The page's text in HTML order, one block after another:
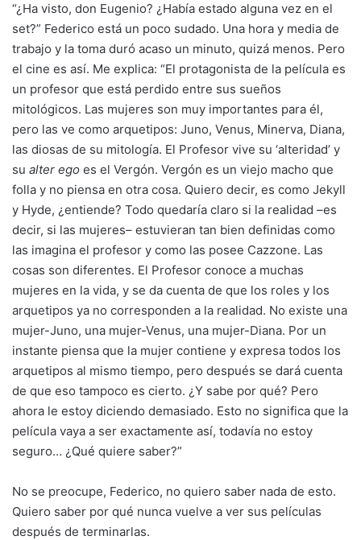
“¿Ha visto, don Eugenio? ¿Había estado alguna vez en el
set?” Federico está un poco sudado. Una hora y media de
trabajo y la toma duró acaso un minuto, quizá menos. Pero
el cine es así. Me explica: “El protagonista de la película es
un profesor que está perdido entre sus sueños
mitológicos. Las mujeres son muy importantes para él,
pero las ve como arquetipos: Juno, Venus, Minerva, Diana,
las diosas de su mitología. El Profesor vive su ‘alteridad’ y
su alter ego es el Vergón. Vergón es un viejo macho que
folla y no piensa en otra cosa. Quiero decir, es como Jekyll
y Hyde, ¿entiende? Todo quedaría claro si la realidad –es
decir, si las mujeres– estuvieran tan bien definidas como
las imagina el profesor y como las posee Cazzone. Las
cosas son diferentes. El Profesor conoce a muchas
mujeres en la vida, y se da cuenta de que los roles y los
arquetipos ya no corresponden a la realidad. No existe una
mujer-Juno, una mujer-Venus, una mujer-Diana. Por un
instante piensa que la mujer contiene y expresa todos los
arquetipos al mismo tiempo, pero después se dará cuenta
de que eso tampoco es cierto. ¿Y sabe por qué? Pero
ahora le estoy diciendo demasiado. Esto no significa que la
película vaya a ser exactamente así, todavía no estoy
seguro… ¿Qué quiere saber?”
No se preocupe, Federico, no quiero saber nada de esto.
Quiero saber por qué nunca vuelve a ver sus películas
después de terminarlas.